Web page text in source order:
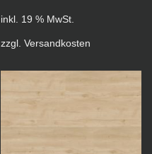
inkl. 19 % MwSt.
zzgl. Versandkosten